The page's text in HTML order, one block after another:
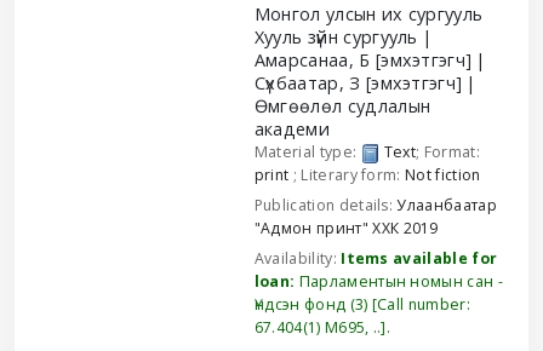
Монгол улсын их сургууль
Хууль зүйн сургууль
Амарсанаа, Б [эмхэтгэгч]
Сүхбаатар, З [эмхэтгэгч]
Өмгөөлөл судлалын
академи
Material type: Text; Format:
print ; Literary form:Not fiction
Publication details:Улаанбаатар
"Адмон принт" ХХК 2019
Availability: Items available for
loan: Парламентын номын сан -
Үндсэн фонд (3) Call number:
67.404(1) М695, .. .